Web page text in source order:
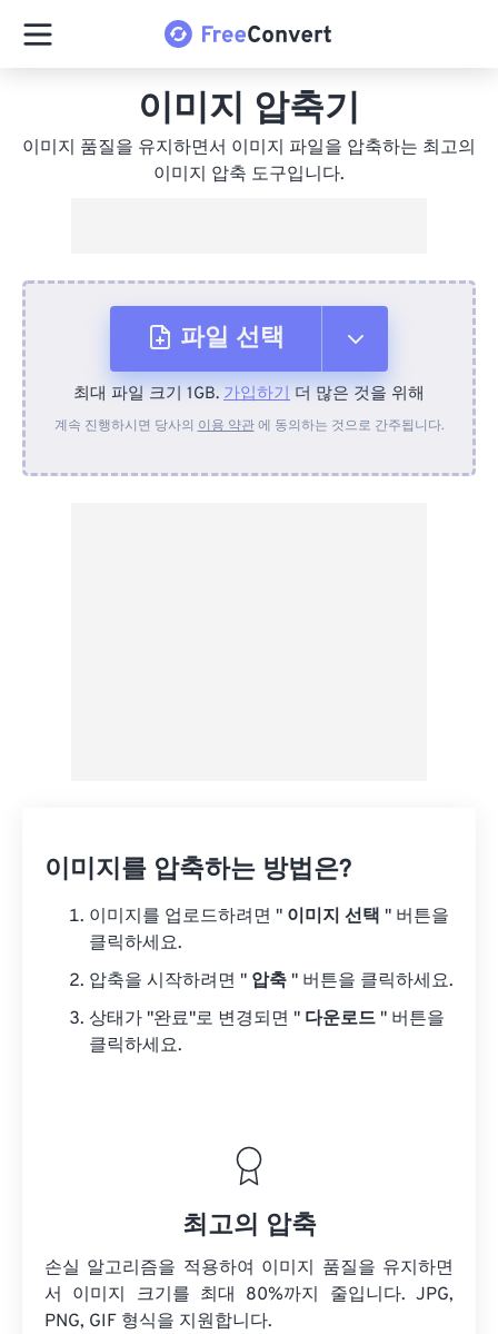
이미지 압축기
이미지 품질을 유지하면서 이미지 파일을 압축하는 최고의
이미지 압축 도구입니다.
파일 선택
장치에서
최대 파일 크기 1GB. 가입하기 더 많은 것을 위해
계속 진행하시면 당사의 이용 약관에 동의하는 것으로 간주됩니다.
이미지를 압축하는 방법은?
이미지를 업로드하려면 " 이미지 선택 " 버튼을
클릭하세요.
압축을 시작하려면 " 압축 " 버튼을 클릭하세요.
상태가 "완료"로 변경되면 " 다운로드 " 버튼을
클릭하세요.
최고의 압축
손실 알고리즘을 적용하여 이미지 품질을 유지하면
서 이미지 크기를 최대 80%까지 줄입니다. JPG,
PNG, GIF 형식을 지원합니다.